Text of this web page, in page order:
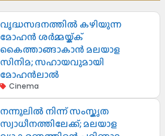
വൃദ്ധസദനത്തിൽ കഴിയുന്ന
മോഹൻ ശർമ്മയ്ക്ക്
കൈത്താങ്ങാകാൻ മലയാള
സിനിമ; സഹായവുമായി
മോഹൻലാൽ
Cinema
നന്നൂലിൽ നിന്ന് സംസ്കൃത
സ്വാധീനത്തിലേക്ക്; മലയാള